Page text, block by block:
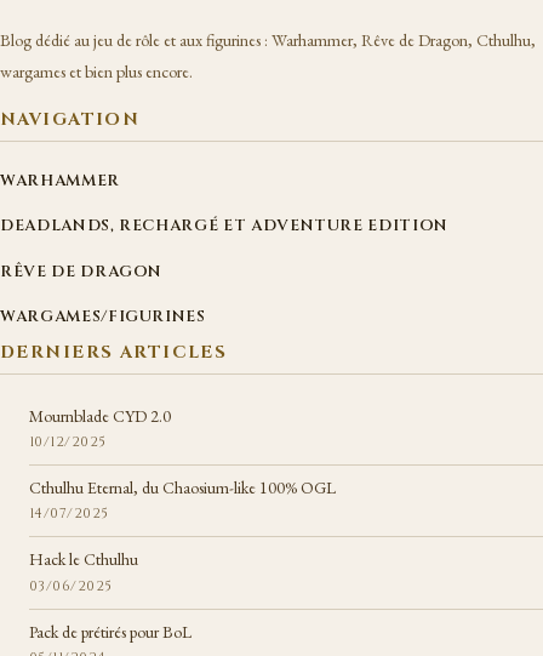
Blog dédié au jeu de rôle et aux figurines : Warhammer, Rêve de Dragon, Cthulhu,
wargames et bien plus encore.
NAVIGATION
WARHAMMER
DEADLANDS, RECHARGÉ ET ADVENTURE EDITION
RÊVE DE DRAGON
WARGAMES/FIGURINES
DERNIERS ARTICLES
Mournblade CYD 2.0
10/12/2025
Cthulhu Eternal, du Chaosium-like 100% OGL
14/07/2025
Hack le Cthulhu
03/06/2025
Pack de prétirés pour BoL